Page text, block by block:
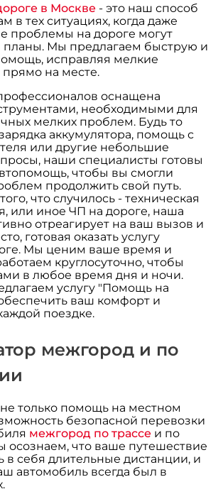
в Москве - это наш способ
в тех ситуациях, когда даже
проблемы на дороге могут
Мы предлагаем быструю и
исправляя мелкие
на месте.
оснащена
необходимыми для
мелких проблем. Будь то
аккумулятора, помощь с
или другие небольшие
наши специалисты готовы
чтобы вы смогли
продолжить свой путь.
что случилось - техническая
или иное ЧП на дороге, наша
отреагирует на ваш вызов и
готовая оказать услугу
Мы ценим ваше время и
круглосуточно, чтобы
в любое время дня и ночи.
услугу "Помощь на
ваш комфорт и
поездке.
межгород и по
не только помощь на местном
безопасной перевозки
межгород по трассе и по
осознаем, что ваше путешествие
в себя длительные дистанции, и
автомобиль всегда был в